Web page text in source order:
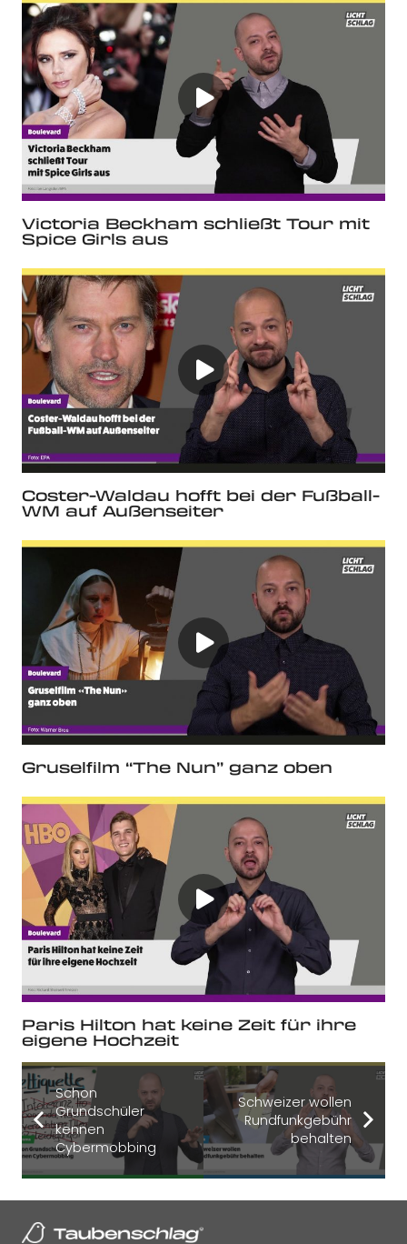
Victoria Beckham schließt Tour mit
Spice Girls aus
Coster-Waldau hofft bei der Fußball-
WM auf Außenseiter
Gruselfilm “The Nun” ganz oben
Paris Hilton hat keine Zeit für ihre
eigene Hochzeit
Schon
Grundschüler
kennen
Cybermobbing
Schweizer wollen
Rundfunkgebühr
behalten